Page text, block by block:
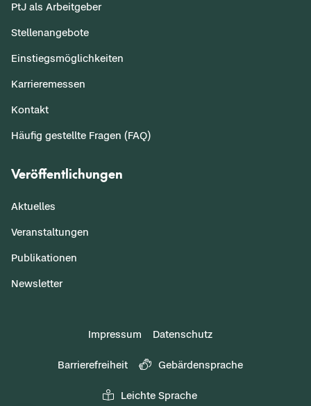
PtJ als Arbeitgeber
Stellenangebote
Einstiegsmöglichkeiten
Karrieremessen
Kontakt
Häufig gestellte Fragen (FAQ)
Veröffentlichungen
Aktuelles
Veranstaltungen
Publikationen
Newsletter
Impressum Datenschutz
Barrierefreiheit Gebärdensprache
Leichte Sprache